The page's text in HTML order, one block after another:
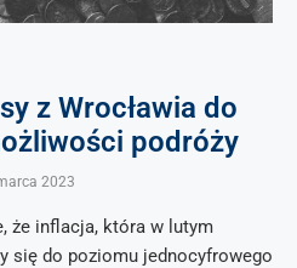
z Wrocławia do
podróży
2023
że inflacja, która w lutym
się do poziomu jednocyfrowego